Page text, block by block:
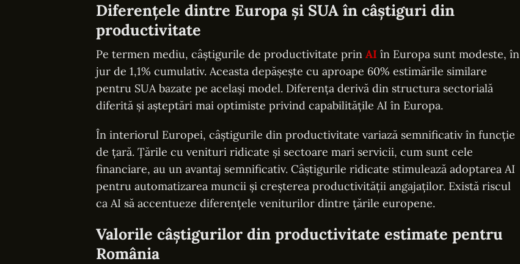
Diferențele dintre Europa și SUA în câștiguri din
productivitate
Pe termen mediu, câștigurile de productivitate prin AI în Europa sunt modeste, în
jur de 1,1% cumulativ. Aceasta depășește cu aproape 60% estimările similare
pentru SUA bazate pe același model. Diferența derivă din structura sectorială
diferită și așteptări mai optimiste privind capabilitățile AI în Europa.
În interiorul Europei, câștigurile din productivitate variază semnificativ în funcție
de țară. Țările cu venituri ridicate și sectoare mari servicii, cum sunt cele
financiare, au un avantaj semnificativ. Câștigurile ridicate stimulează adoptarea AI
pentru automatizarea muncii și creșterea productivității angajaților. Există riscul
ca AI să accentueze diferențele veniturilor dintre țările europene.
Valorile câștigurilor din productivitate estimate pentru
România